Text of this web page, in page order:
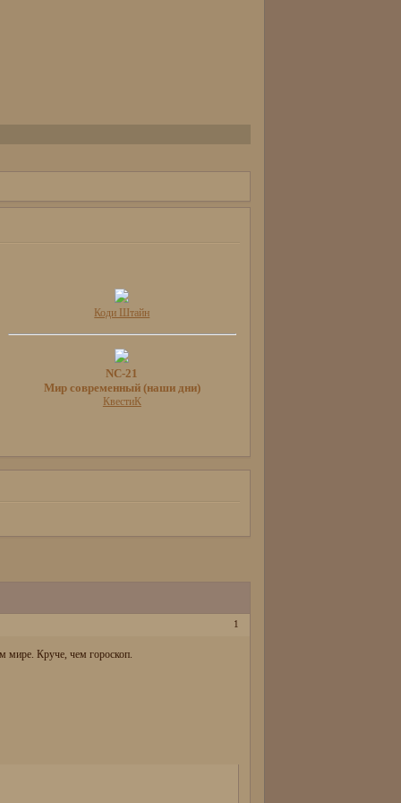
Коди Штайн
NC-21
Мир современный (наши дни)
КвестиК
1
мире. Круче, чем гороскоп.